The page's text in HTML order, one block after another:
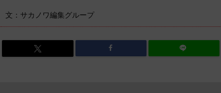
文：サカノワ編集グループ